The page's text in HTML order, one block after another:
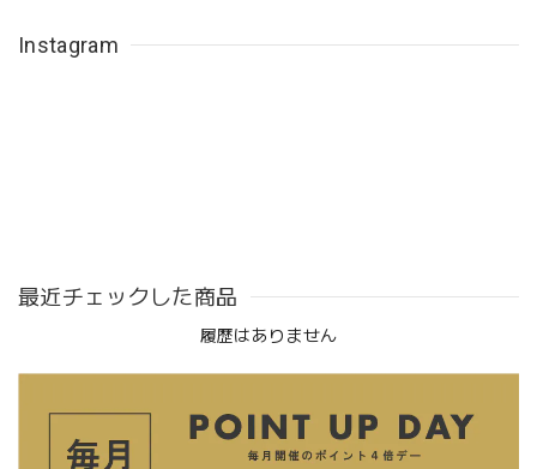
Instagram
最近チェックした商品
履歴はありません